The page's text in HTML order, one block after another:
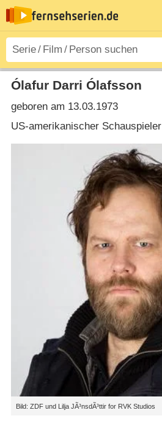
Bild: ZDF und Lilja JÃ³nsdÃ³ttir for RVK Studios
Ólafur Darri Ólafsson
geboren am 13.03.1973
US-amerikanischer Schauspieler